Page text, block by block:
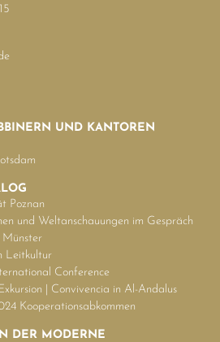
UND KANTOREN
Poznan
und Weltanschauungen im Gespräch
Münster
Leitkultur
Conference
| Convivencia in Al-Andalus
Kooperationsabkommen
DER MODERNE